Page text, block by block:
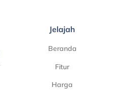
Jelajah
Beranda
Fitur
Harga